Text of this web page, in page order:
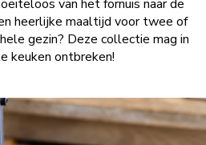
van het fornuis naar de
heerlijke maaltijd voor twee of
gezin? Deze collectie mag in
keuken ontbreken!